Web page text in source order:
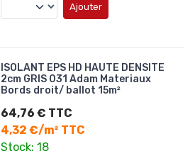
Ajouter
ISOLANT EPS HD HAUTE DENSITE
2cm GRIS 031 Adam Materiaux
Bords droit/ ballot 15m²
64,76 € TTC
4,32 €/m² TTC
Stock: 18